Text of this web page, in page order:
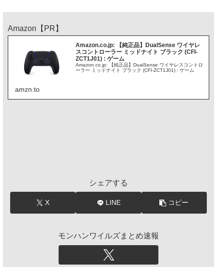
Amazon【PR】
Amazon.co.jp: 【純正品】DualSense ワイヤレ
スコントローラー ミッドナイト ブラック (CFI-
ZCT1J01) : ゲーム
Amazon.co.jp: 【純正品】DualSense ワイヤレスコントロ
ーラー ミッドナイト ブラック (CFI-ZCT1J01) : ゲーム
amzn.to
シェアする
X LINE コピー
モンハンワイルズまとめ速報